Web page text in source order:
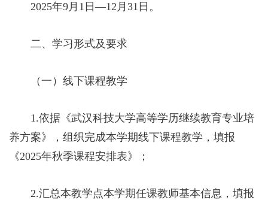
2025年9月1日—12月31日。
二、学习形式及要求
（一）线下课程教学
1.依据《武汉科技大学高等学历继续教育专业培
养方案》，组织完成本学期线下课程教学，填报
《2025年秋季课程安排表》；
2.汇总本教学点本学期任课教师基本信息，填报